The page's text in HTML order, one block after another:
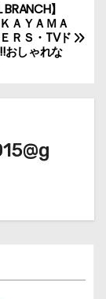
BRANCH】
ＡＹＡＭＡ
ＲＳ・TVド
おしゃれな